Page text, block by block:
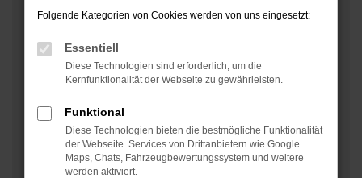
Manche Erweiterungen, wie Werbeblocker, können
das Laden bestimmter Seiten verhindern.
Funktioniert die Seite in einem anderen Browser
Starte dein Gerät neu.
Das kann manchmal helfen, vorübergehende
Probleme zu beheben.
Folgende Kategorien von Cookies werden von uns eingesetzt:
Essentiell
Diese Technologien sind erforderlich, um die
Kernfunktionalität der Webseite zu gewährleisten.
Funktional
Diese Technologien bieten die bestmögliche Funktionalität
der Webseite. Services von Drittanbietern wie Google
Maps, Chats, Fahrzeugbewertungssystem und weitere
werden aktiviert.